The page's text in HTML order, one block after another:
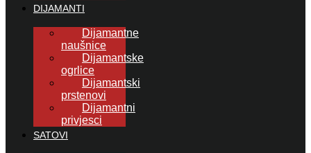
DIJAMANTI
Dijamantne
naušnice
Dijamantske
ogrlice
Dijamantski
prstenovi
Dijamantni
privjesci
SATOVI